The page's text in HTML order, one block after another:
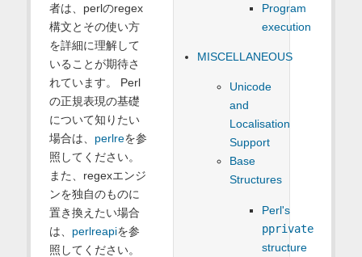
Program
execution
MISCELLANEOUS
Unicode
and
Localisation
Support
Base
Structures
Perl's
pprivate
structure
者は、perlのregex
構文とその使い方
を詳細に理解して
いることが期待さ
れています。 Perl
の正規表現の基礎
について知りたい
場合は、 perlreを参
照してください。
また、regexエンジ
ンを独自のものに
置き換えたい場合
は、 perlreapiを参
照してください。